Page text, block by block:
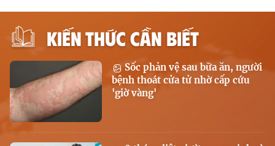
KIẾN THỨC CẦN BIẾT
Sốc phản vệ sau bữa ăn, người
bệnh thoát cửa tử nhờ cấp cứu
'giờ vàng'